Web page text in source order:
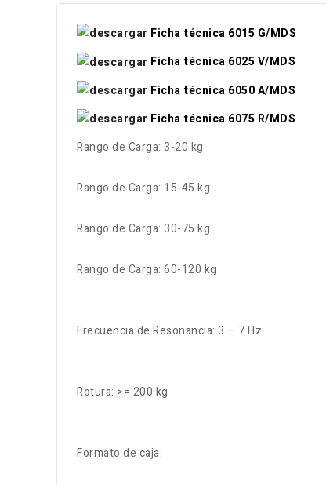
Ficha técnica 6015 G/MDS
Ficha técnica 6025 V/MDS
Ficha técnica 6050 A/MDS
Ficha técnica 6075 R/MDS
Rango de Carga: 3-20 kg
Rango de Carga: 15-45 kg
Rango de Carga: 30-75 kg
Rango de Carga: 60-120 kg
Frecuencia de Resonancia: 3 – 7 Hz
Rotura: >= 200 kg
Formato de caja: